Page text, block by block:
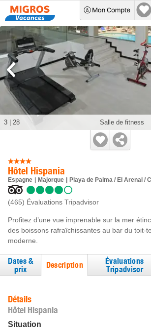
Hôtel Hispania
Espagne Majorque Playa de Palma / El Arenal /
(465) Évaluations Tripadvisor
Profitez d’une vue imprenable sur la mer
des boissons rafraîchissantes au bar du toit-
moderne.
Salle de fitness
3 28
Dates &
prix
Description
Évaluations
Tripadvisor
Détails
Hôtel Hispania
Situation